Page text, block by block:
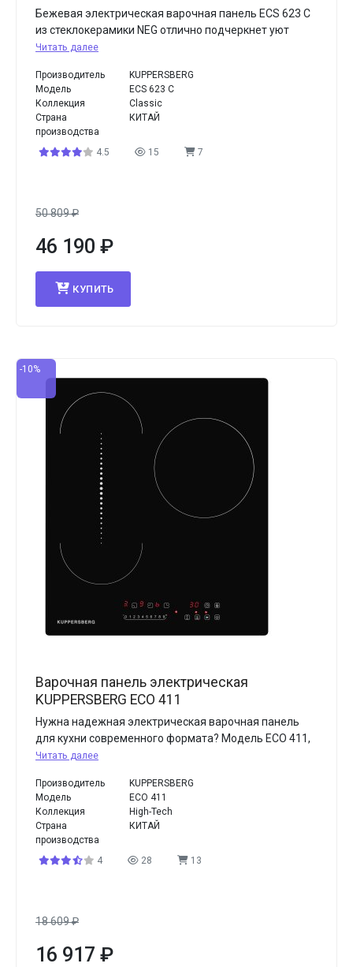
Бежевая электрическая варочная панель ECS 623 C
из стеклокерамики NEG отлично подчеркнет уют
Читать далее
Производитель
KUPPERSBERG
Модель
ECS 623 C
Коллекция
Classic
Страна
производства
КИТАЙ
4.5 15 7
50 809₽
46 190 ₽
КУПИТЬ
-10%
Варочная панель электрическая
KUPPERSBERG ECO 411
Нужна надежная электрическая варочная панель
для кухни современного формата? Модель ECO 411,
Читать далее
Производитель
KUPPERSBERG
Модель
ECO 411
Коллекция
High-Tech
Страна
производства
КИТАЙ
4 28 13
18 609₽
16 917 ₽